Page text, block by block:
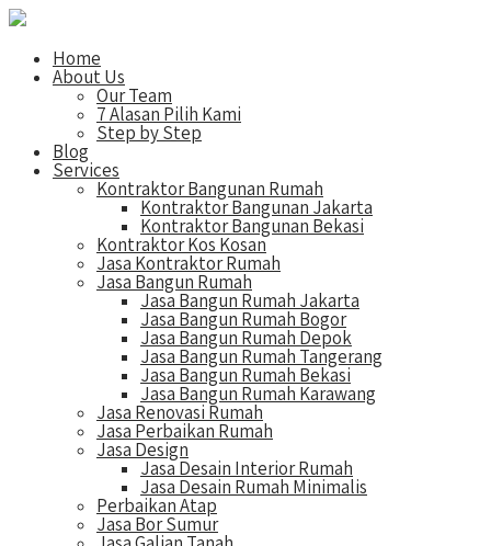
Home
About Us
Our Team
7 Alasan Pilih Kami
Step by Step
Blog
Services
Kontraktor Bangunan Rumah
Kontraktor Bangunan Jakarta
Kontraktor Bangunan Bekasi
Kontraktor Kos Kosan
Jasa Kontraktor Rumah
Jasa Bangun Rumah
Jasa Bangun Rumah Jakarta
Jasa Bangun Rumah Bogor
Jasa Bangun Rumah Depok
Jasa Bangun Rumah Tangerang
Jasa Bangun Rumah Bekasi
Jasa Bangun Rumah Karawang
Jasa Renovasi Rumah
Jasa Perbaikan Rumah
Jasa Design
Jasa Desain Interior Rumah
Jasa Desain Rumah Minimalis
Perbaikan Atap
Jasa Bor Sumur